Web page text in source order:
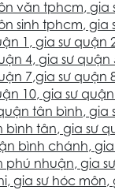
văn tphcm, gia
sinh tphcm, gia
1 , gia sư quận
4, gia sư quận
7,gia sư quận
10, gia sư quận
tân bình, gia
bình tân, gia sư
bình chánh, gia
phú nhuận, gia
, gia sư hóc môn,